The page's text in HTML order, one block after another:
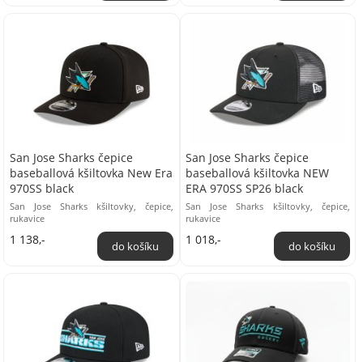
San Jose Sharks čepice
baseballová kšiltovka New Era
970SS black
San Jose Sharks kšiltovky, čepice,
rukavice
1 138,-
San Jose Sharks čepice
baseballová kšiltovka NEW
ERA 970SS SP26 black
San Jose Sharks kšiltovky, čepice,
rukavice
1 018,-